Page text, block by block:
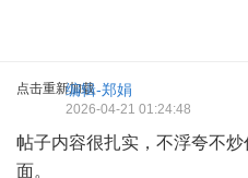
点击重新加载编辑-郑娟
2026-04-21 01:24:48
帖子内容很扎实，不浮夸不
面。